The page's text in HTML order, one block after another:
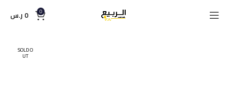
0
0 ر.س
SOLD O
UT